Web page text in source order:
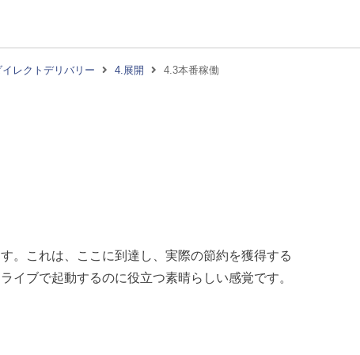
イレクトデリバリー 4.展開 4.3本番稼働
。これは、ここに到達し、実際の節約を獲得する
イブで起動するのに役立つ素晴らしい感覚です。